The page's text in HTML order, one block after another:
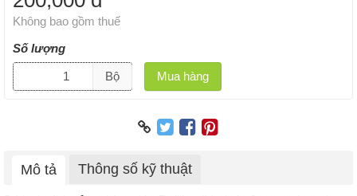
Không bao gồm thuế
Số lượng
Bộ Mua hàng
Mô tả Thông số kỹ thuật